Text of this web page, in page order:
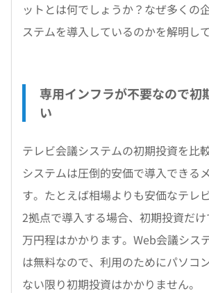
ットとは何でしょうか？なぜ多くの
ステムを導入しているのかを解明し
専用インフラが不要なので初
い
テレビ会議システムの初期投資を比
システムは圧倒的安価で導入できる
す。たとえば相場よりも安価なテレ
2拠点で導入する場合、初期投資だ
万円程はかかります。Web会議シス
は無料なので、利用のためにパソコ
ない限り初期投資はかかりません。